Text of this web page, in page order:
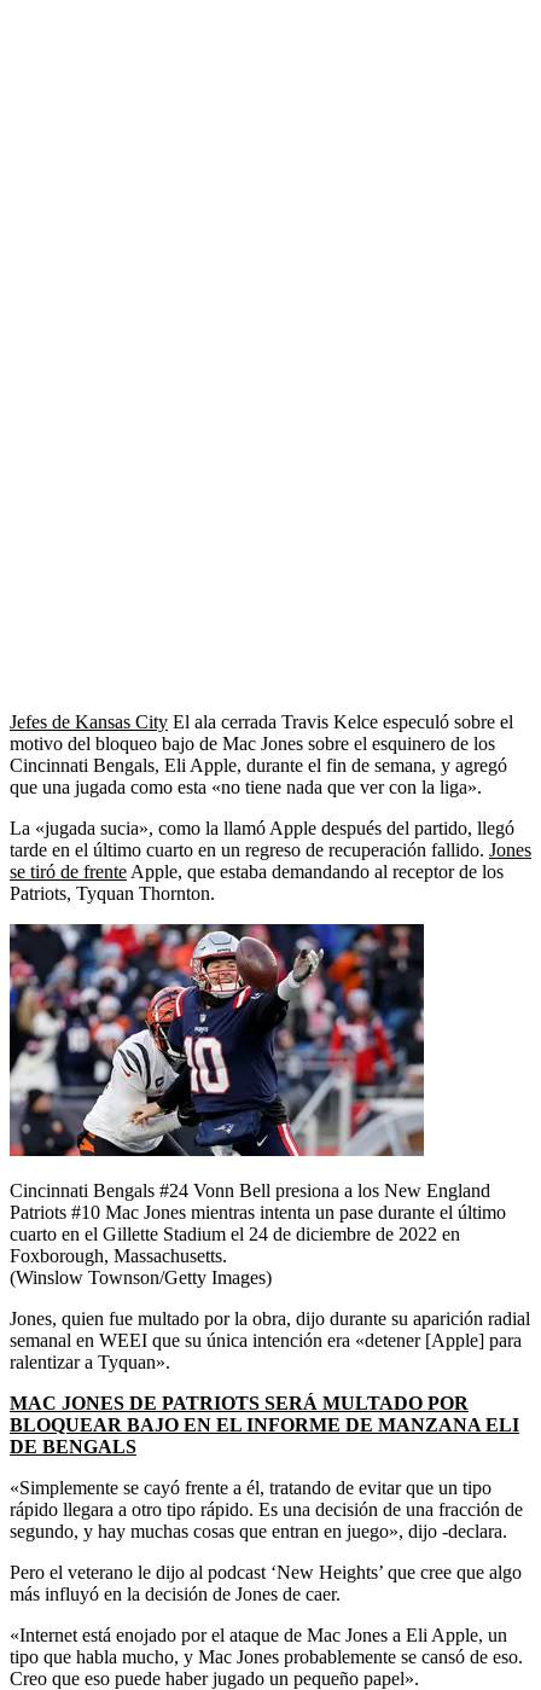
Jefes de Kansas City El ala cerrada Travis Kelce especuló sobre el
motivo del bloqueo bajo de Mac Jones sobre el esquinero de los
Cincinnati Bengals, Eli Apple, durante el fin de semana, y agregó
que una jugada como esta «no tiene nada que ver con la liga».
La «jugada sucia», como la llamó Apple después del partido, llegó
tarde en el último cuarto en un regreso de recuperación fallido. Jones
se tiró de frente Apple, que estaba demandando al receptor de los
Patriots, Tyquan Thornton.
Cincinnati Bengals #24 Vonn Bell presiona a los New England
Patriots #10 Mac Jones mientras intenta un pase durante el último
cuarto en el Gillette Stadium el 24 de diciembre de 2022 en
Foxborough, Massachusetts.
(Winslow Townson/Getty Images)
Jones, quien fue multado por la obra, dijo durante su aparición radial
semanal en WEEI que su única intención era «detener [Apple] para
ralentizar a Tyquan».
MAC JONES DE PATRIOTS SERÁ MULTADO POR
BLOQUEAR BAJO EN EL INFORME DE MANZANA ELI
DE BENGALS
«Simplemente se cayó frente a él, tratando de evitar que un tipo
rápido llegara a otro tipo rápido. Es una decisión de una fracción de
segundo, y hay muchas cosas que entran en juego», dijo -declara.
Pero el veterano le dijo al podcast ‘New Heights’ que cree que algo
más influyó en la decisión de Jones de caer.
«Internet está enojado por el ataque de Mac Jones a Eli Apple, un
tipo que habla mucho, y Mac Jones probablemente se cansó de eso.
Creo que eso puede haber jugado un pequeño papel».